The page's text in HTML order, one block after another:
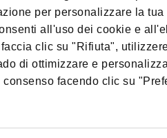
per personalizzare la
all'uso dei cookie e
clic su "Rifiuta",
di ottimizzare e
facendo clic su
sulla privacyInformativa
Amgen S.r.l. a